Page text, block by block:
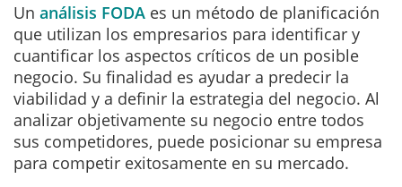
Un análisis FODA es un método de planificación
que utilizan los empresarios para identificar y
cuantificar los aspectos críticos de un posible
negocio. Su finalidad es ayudar a predecir la
viabilidad y a definir la estrategia del negocio. Al
analizar objetivamente su negocio entre todos
sus competidores, puede posicionar su empresa
para competir exitosamente en su mercado.